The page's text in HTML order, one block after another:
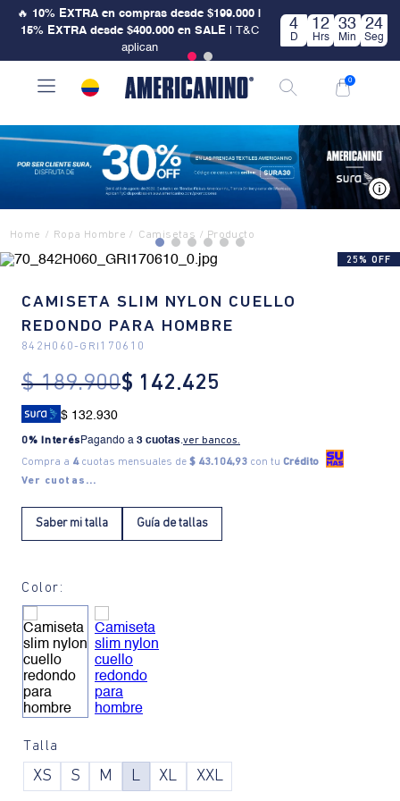
🔥 10% EXTRA en compras desde $199.000 |
15% EXTRA desde $400.000 en SALE| T&C
aplican
4
D
12
Hrs
33
Min
24
Seg
0
Ropa Hombre Camisetas
25% OFF
CAMISETA SLIM NYLON CUELLO
REDONDO PARA HOMBRE
842H060- GRI170610
$ 189.900$ 142.425
$ 132.930
0% Interés Pagando a 3 cuotas.ver bancos.
Compra a 4cuotas mensuales de $ 43.104,93 con tu Crédito
Ver cuotas...
Saber mi talla Guía de tallas
Color:
Talla
XS S M L XL XXL